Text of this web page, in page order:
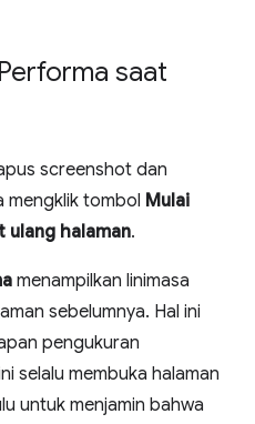
saat
screenshot dan
mengklik tombol Mulai
ulang halaman.
menampilkan linimasa
sebelumnya. Hal ini
pengukuran
selalu membuka halaman
untuk menjamin bahwa